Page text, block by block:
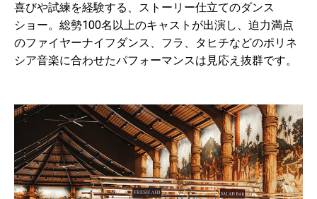
喜びや試練を経験する、ストーリー仕立てのダンス
ショー。総勢100名以上のキャストが出演し、迫力満点
のファイヤーナイフダンス、フラ、タヒチなどのポリネ
シア音楽に合わせたパフォーマンスは見応え抜群です。